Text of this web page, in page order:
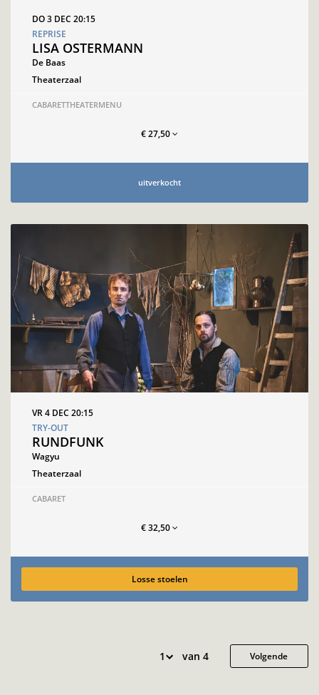
LISA OSTERMANN
De Baas
REPRISE
DO 3 DEC 20:15
Theaterzaal
CABARETTHEATERMENU
€ 27,50
uitverkocht
RUNDFUNK
Wagyu
TRY-OUT
VR 4 DEC 20:15
Theaterzaal
CABARET
€ 32,50
Losse stoelen
van 4 Volgende